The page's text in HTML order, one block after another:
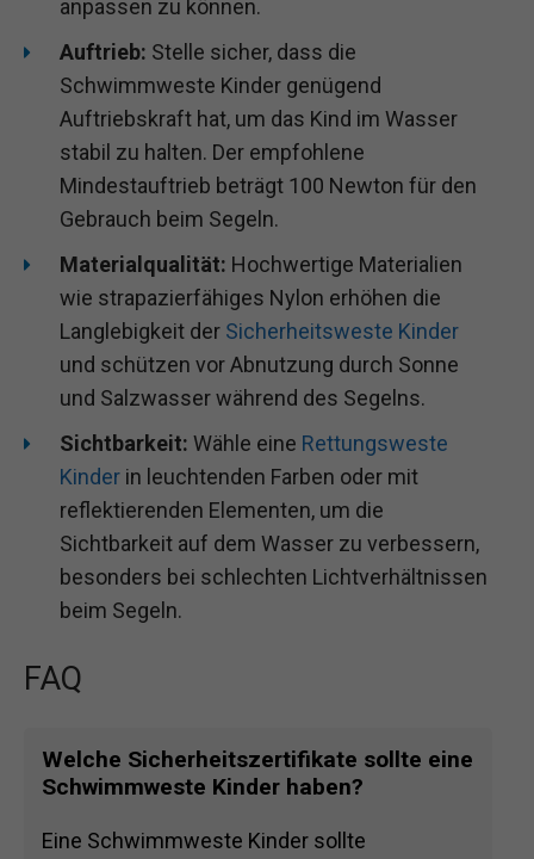
anpassen zu können.
Auftrieb: Stelle sicher, dass die
Schwimmweste Kinder genügend
Auftriebskraft hat, um das Kind im Wasser
stabil zu halten. Der empfohlene
Mindestauftrieb beträgt 100 Newton für den
Gebrauch beim Segeln.
Materialqualität: Hochwertige Materialien
wie strapazierfähiges Nylon erhöhen die
Langlebigkeit der Sicherheitsweste Kinder
und schützen vor Abnutzung durch Sonne
und Salzwasser während des Segelns.
Sichtbarkeit: Wähle eine Rettungsweste
Kinder in leuchtenden Farben oder mit
reflektierenden Elementen, um die
Sichtbarkeit auf dem Wasser zu verbessern,
besonders bei schlechten Lichtverhältnissen
beim Segeln.
FAQ
Welche Sicherheitszertifikate sollte eine
Schwimmweste Kinder haben?
Eine Schwimmweste Kinder sollte